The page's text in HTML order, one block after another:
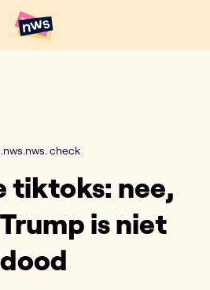
Hoofdpunten VRT NWS
check
tiktoks: nee,
is niet
dood